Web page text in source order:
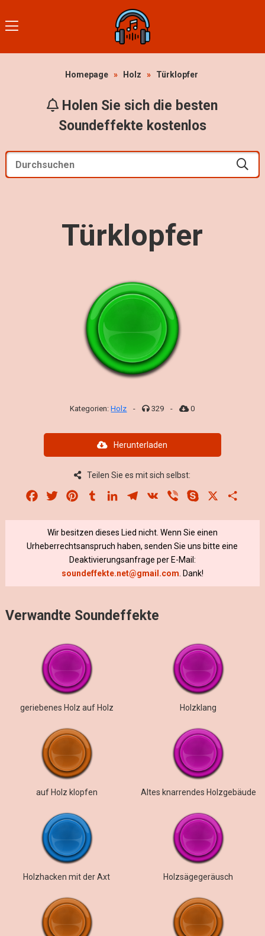
Homepage » Holz » Türklopfer
Holen Sie sich die besten
Soundeffekte kostenlos
Türklopfer
Kategorien:Holz - 329 - 0
Herunterladen
Teilen Sie es mit sich selbst:
Facebook
Twitter PinterestTumblrLinkedInTelegram
VK Viber Skype
Wir besitzen dieses Lied nicht. Wenn Sie einen
Urheberrechtsanspruch haben, senden Sie uns bitte eine
Deaktivierungsanfrage per E-Mail:
soundeffekte.net@gmail.com . Dank!
Verwandte Soundeffekte
geriebenes Holz auf Holz Holzklang
auf Holz klopfen Altes knarrendes Holzgebäude
Holzhacken mit der Axt Holzsägegeräusch